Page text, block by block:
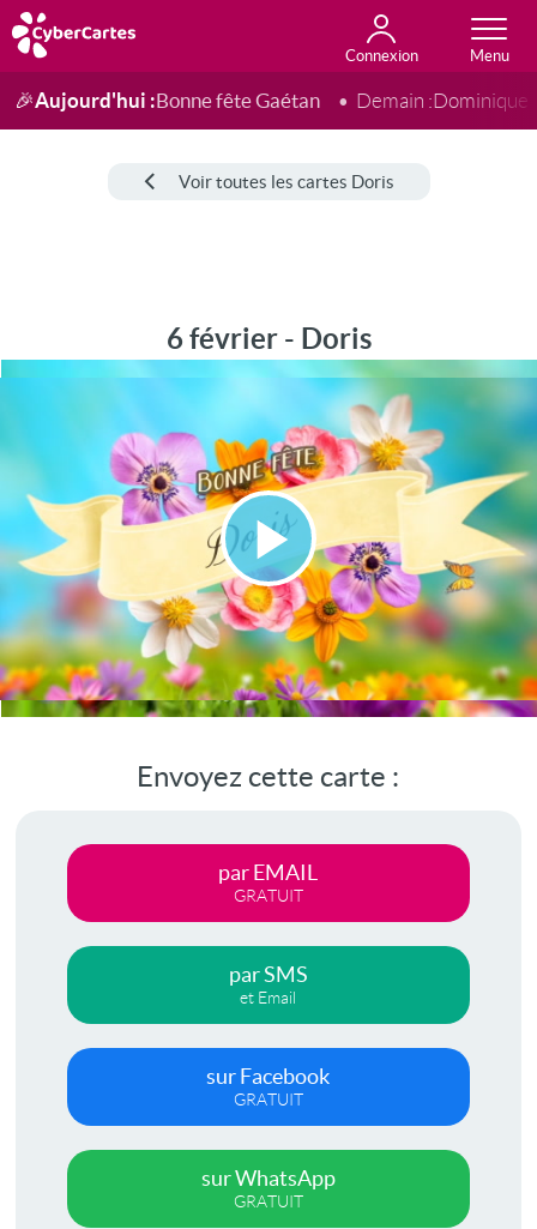
Connexion
Anniversaire
Fête du jour
Amour
Amitié
Merci
Toutes les cartes
🎉Aujourd'hui :Bonne fête Gaétan Demain :Dominique
Voir toutes les cartes Doris
6 février - Doris
Lire
la
vidéo
Envoyez cette carte :
par EMAIL
GRATUIT
par SMS
et Email
sur Facebook
GRATUIT
sur WhatsApp
GRATUIT